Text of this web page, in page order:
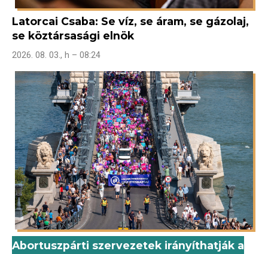
Latorcai Csaba: Se víz, se áram, se gázolaj,
se köztársasági elnök
2026. 08. 03., h – 08:24
Abortuszpárti szervezetek irányíthatják a